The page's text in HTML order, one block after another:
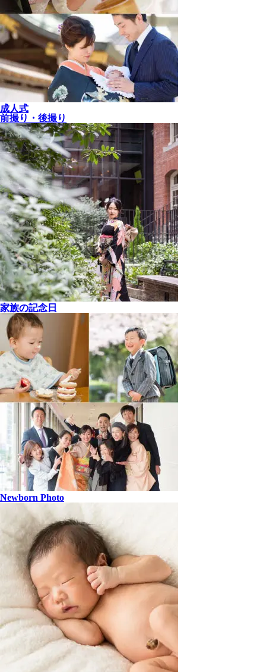
成人式
前撮り・後撮り
家族の記念日
Newborn Photo